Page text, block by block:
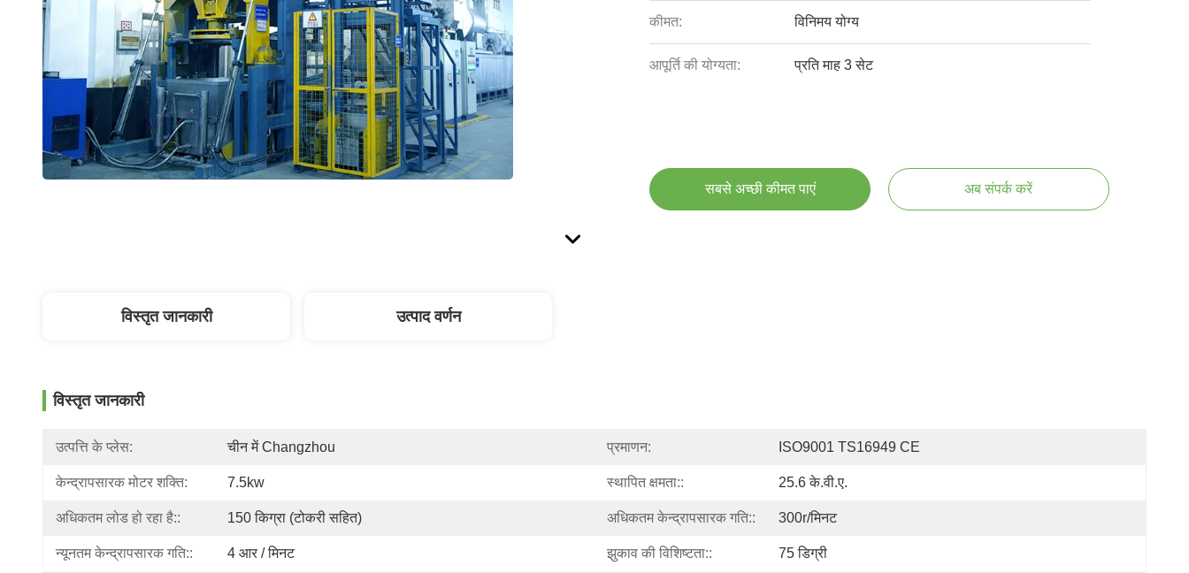
कीमत: विनिमय योग्य
आपूर्ति की योग्यता: प्रति माह 3 सेट
सबसे अच्छी कीमत पाएं अब संपर्क करें
विस्तृत जानकारी उत्पाद वर्णन
विस्तृत जानकारी
उत्पत्ति के प्लेस: चीन में Changzhou प्रमाणन: ISO9001 TS16949 CE
केन्द्रापसारक मोटर शक्ति: 7.5kw स्थापित क्षमता:: 25.6 के.वी.ए.
अधिकतम लोड हो रहा है:: 150 किग्रा (टोकरी सहित) अधिकतम केन्द्रापसारक गति:: 300r/मिनट
न्यूनतम केन्द्रापसारक गति:: 4 आर / मिनट झुकाव की विशिष्टता:: 75 डिग्री